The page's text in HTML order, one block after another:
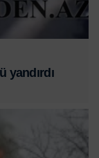
yandırdı